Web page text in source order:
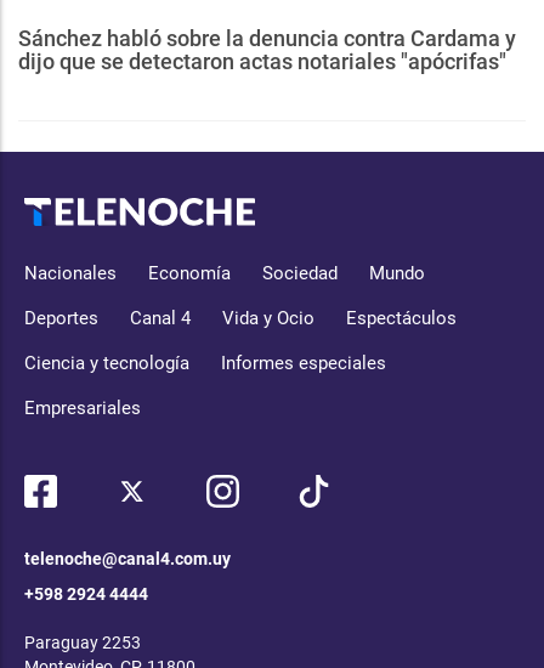
Sánchez habló sobre la denuncia contra Cardama y
dijo que se detectaron actas notariales "apócrifas"
Nacionales Economía Sociedad Mundo
Deportes Canal 4 Vida y Ocio Espectáculos
Ciencia y tecnología Informes especiales
Empresariales
telenoche@canal4.com.uy
+598 2924 4444
Paraguay 2253